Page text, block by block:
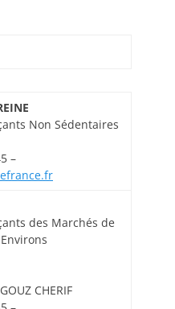
Non Sédentaires
–
des Marchés de
CHERIF